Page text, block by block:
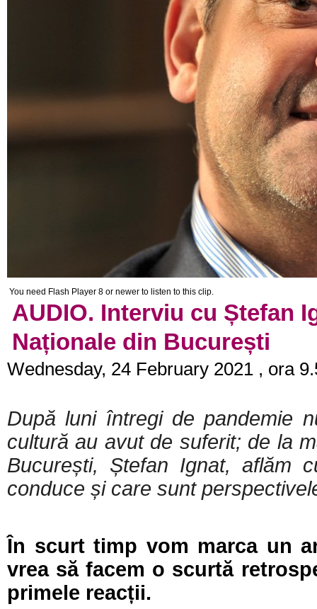
You need Flash Player 8 or newer to listen to this clip.
AUDIO. Interviu cu Ștefan
Naționale din București
Wednesday, 24 February 2021 , ora
După luni întregi de pandemie
cultură au avut de suferit; de la
București, Ștefan Ignat, aflăm
conduce și care sunt
În scurt timp vom marca un
vrea să facem o scurtă
primele reacții.